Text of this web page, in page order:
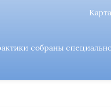
собраны